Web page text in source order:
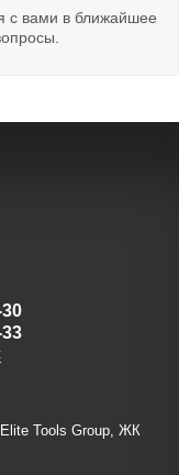
с вами в ближайшее
Tools Group, ЖК